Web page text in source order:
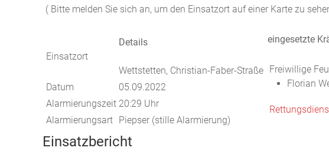
( Bitte melden Sie sich an, um den Einsatzort auf einer Karte zu
Einsatzort
Details
Wettstetten, Christian-Faber-Straße
Datum
05.09.2022
Alarmierungszeit 20:29 Uhr
Alarmierungsart Piepser (stille Alarmierung)
eingesetzte
Freiwillige
Florian
Einsatzbericht